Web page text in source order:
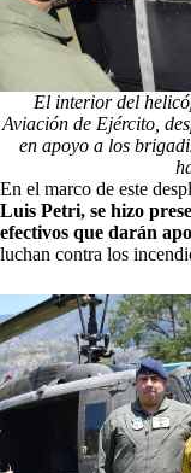
El interior del
Aviación de Ejército,
en apoyo a los
En el marco de este
Luis Petri, se hizo
efectivos que darán
luchan contra los